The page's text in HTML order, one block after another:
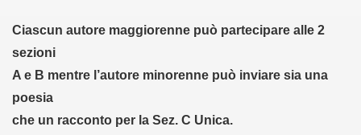
Ciascun autore maggiorenne può partecipare alle 2
sezioni
A e B mentre l’autore minorenne può inviare sia una
poesia
che un racconto per la Sez. C Unica.
DI ARGO - 26-07-2012)
(18-06-2012)
e Treni (27-07-2012)